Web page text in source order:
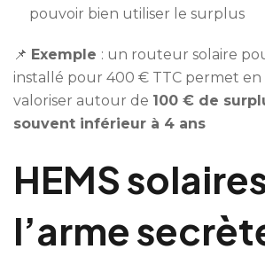
pouvoir bien utiliser le surplus
📌 Exemple : un routeur solaire
installé pour 400 € TTC permet
valoriser autour de 100 € de
souvent inférieur à 4 ans
HEMS
l’arme